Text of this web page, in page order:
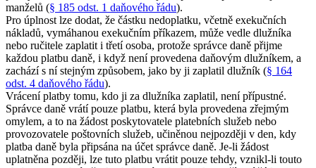
manželů (§ 185 odst. 1 daňového řádu).
Pro úplnost lze dodat, že částku nedoplatku, včetně exekučních
nákladů, vymáhanou exekučním příkazem, může vedle dlužníka
nebo ručitele zaplatit i třetí osoba, protože správce daně přijme
každou platbu daně, i když není provedena daňovým dlužníkem, a
zachází s ní stejným způsobem, jako by ji zaplatil dlužník (§ 164
odst. 4 daňového řádu).
Vrácení platby tomu, kdo ji za dlužníka zaplatil, není přípustné.
Správce daně vrátí pouze platbu, která byla provedena zřejmým
omylem, a to na žádost poskytovatele platebních služeb nebo
provozovatele poštovních služeb, učiněnou nejpozději v den, kdy
platba daně byla připsána na účet správce daně. Je-li žádost
uplatněna později, lze tuto platbu vrátit pouze tehdy, vznikl-li touto